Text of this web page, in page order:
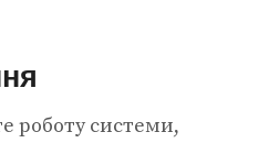
роботу системи,